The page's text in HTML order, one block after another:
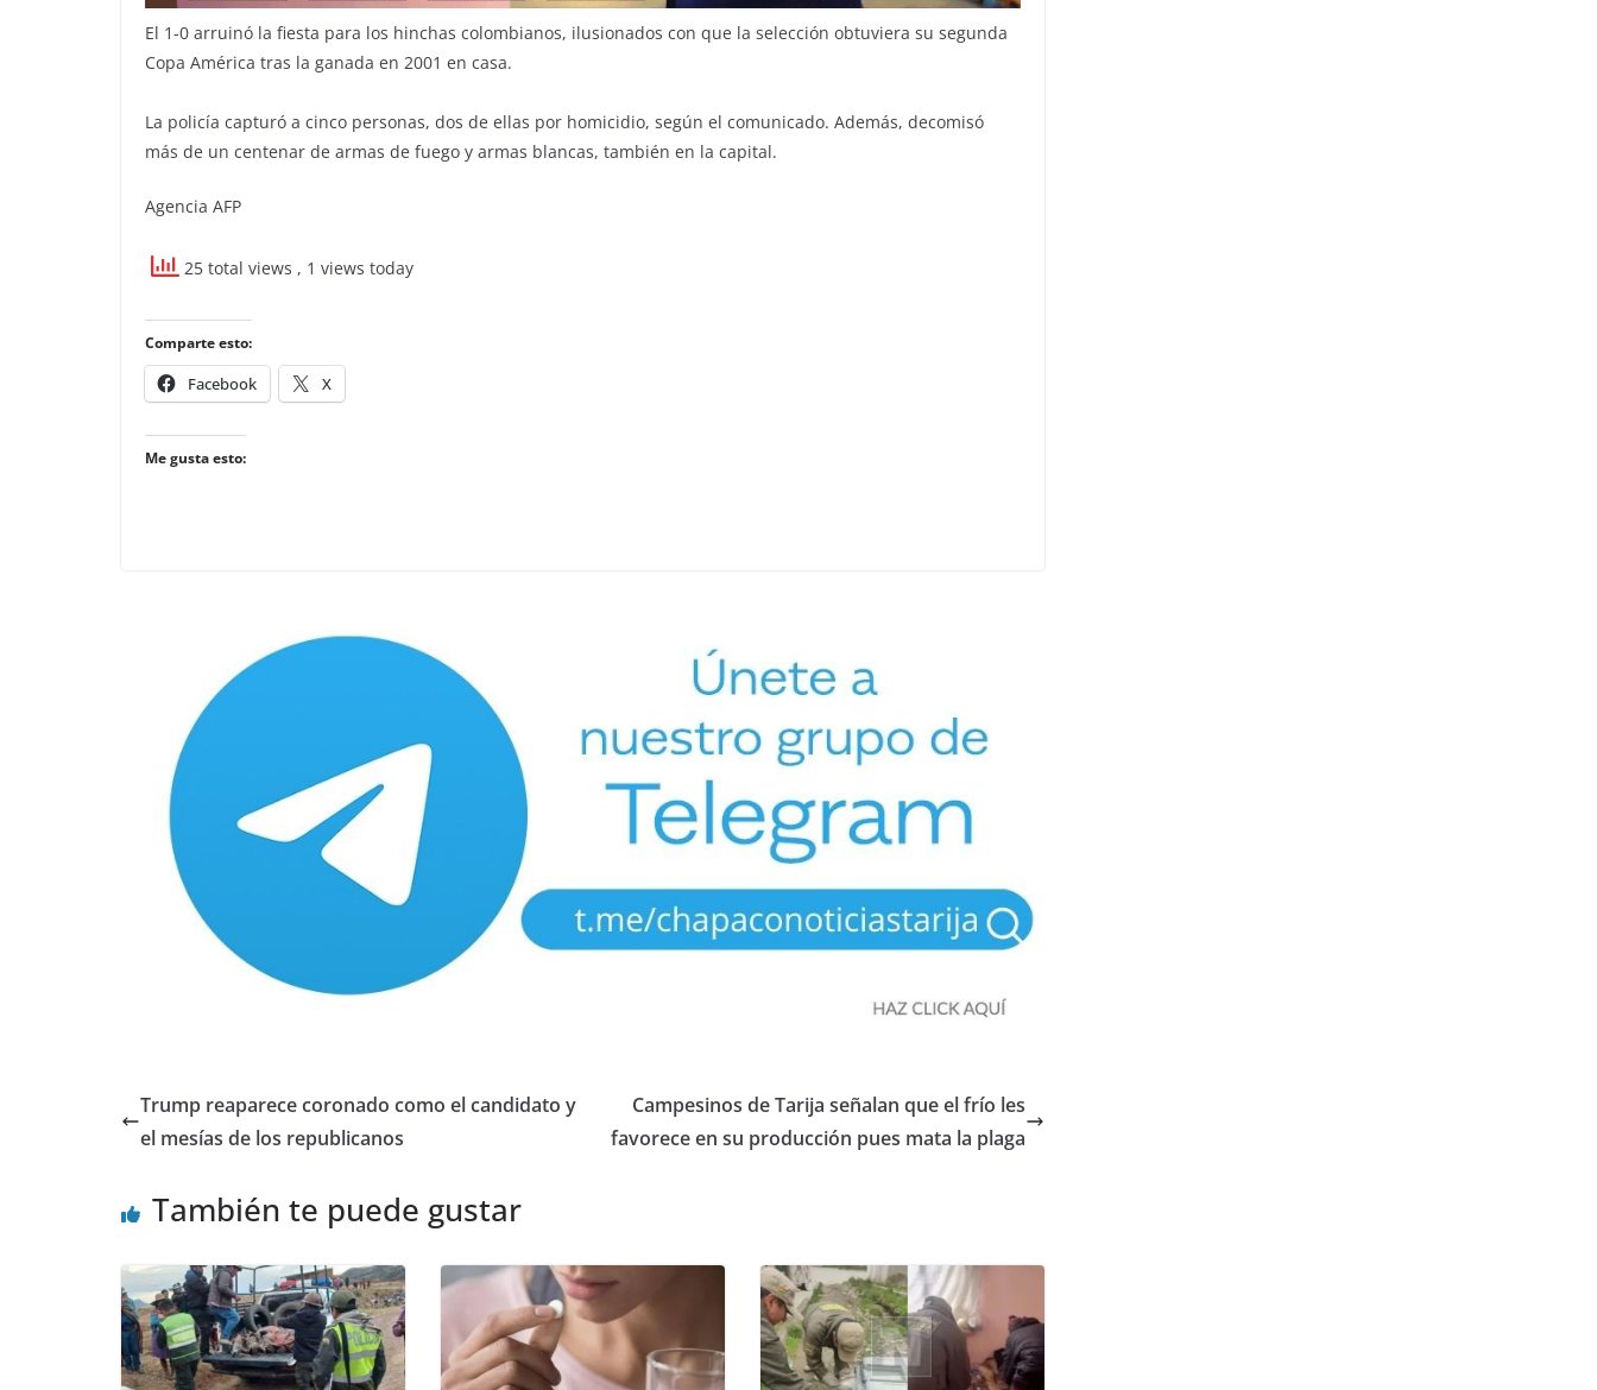
El 1-0 arruinó la fiesta para los hinchas colombianos, ilusionados con que la selección obtuviera su segunda
Copa América tras la ganada en 2001 en casa.
La policía capturó a cinco personas, dos de ellas por homicidio, según el comunicado. Además, decomisó
más de un centenar de armas de fuego y armas blancas, también en la capital.
Agencia AFP
25 total views , 1 views today
Comparte esto:
Facebook X
Me gusta esto:
Trump reaparece coronado como el candidato y
el mesías de los republicanos
Campesinos de Tarija señalan que el frío les
favorece en su producción pues mata la plaga
También te puede gustar